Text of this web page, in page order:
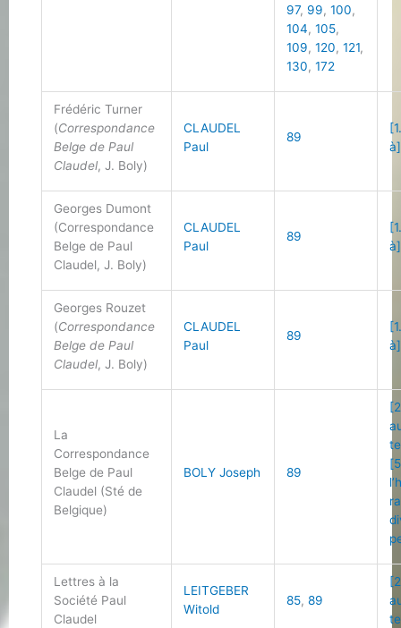
97, 99,100,
104,105,
109,120,121,
130,172
Frédéric Turner
(Correspondance
Belge de Paul
Claudel, J. Boly)
CLAUDEL
Paul
89
à]
Georges Dumont
(Correspondance
Belge de Paul
Claudel, J. Boly)
CLAUDEL
Paul
89
à]
Georges Rouzet
(Correspondance
Belge de Paul
Claudel, J. Boly)
CLAUDEL
Paul
89
à]
La
Correspondance
Belge de Paul
Claudel (Sté de
Belgique)
BOLY Joseph 89
Lettres à la
Société Paul
Claudel
LEITGEBER
Witold
85,89